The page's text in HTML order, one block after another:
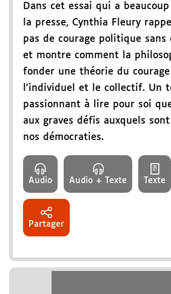
Dans cet essai qui a
la presse, Cynthia Fleury
pas de courage politique sans
et montre comment la
fonder une théorie du
l'individuel et le collectif. Un
passionnant à lire pour soi
aux graves défis auxquels
nos démocraties.
Audio Audio + Texte Texte
Partager